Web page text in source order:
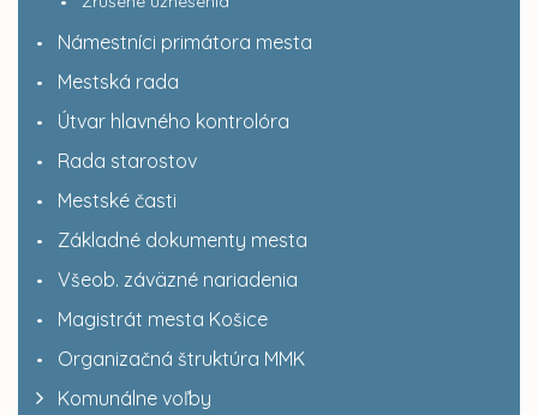
Námestníci primátora mesta
Mestská rada
Útvar hlavného kontrolóra
Rada starostov
Mestské časti
Základné dokumenty mesta
Všeob. záväzné nariadenia
Magistrát mesta Košice
Organizačná štruktúra MMK
Komunálne voľby